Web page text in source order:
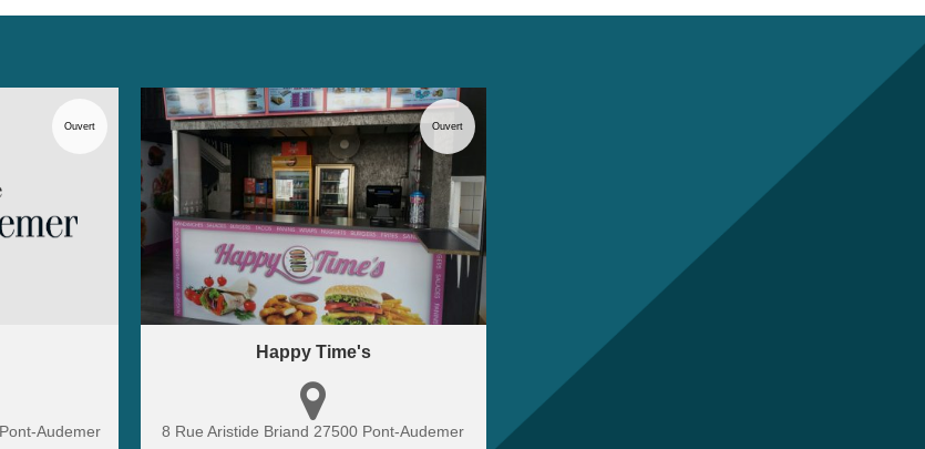
Pont-Audemer
Ouvert
Happy Time's
8 Rue Aristide Briand27500 Pont-Audemer
Ouvert